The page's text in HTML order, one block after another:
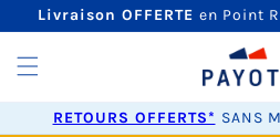
PASSER
CONTENU
Livraison OFFERTE en Point
RETOURS OFFERTS* SANS